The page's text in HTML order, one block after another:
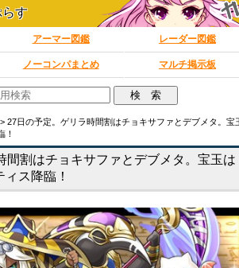
す
アーマー図鑑 レーダー図鑑
ノーコンパまとめ マルチ掲示板
> 27日の予定。ゲリラ時間割はチョキサファとデブメタ。宝
！
間割はチョキサファとデブメタ。宝玉は
ス降臨！